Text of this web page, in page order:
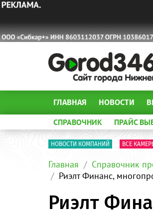
ГЛАВНАЯ НОВОСТИ
СПРАВОЧНИК ПРАЙС
НОВОСТИ КОМПАНИЙ ВСЕ
Главная Справочник
Риэлт Финанс,
Риэлт